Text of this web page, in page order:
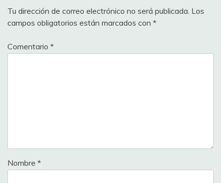
Tu dirección de correo electrónico no será publicada. Los
campos obligatorios están marcados con *
Comentario *
Nombre *